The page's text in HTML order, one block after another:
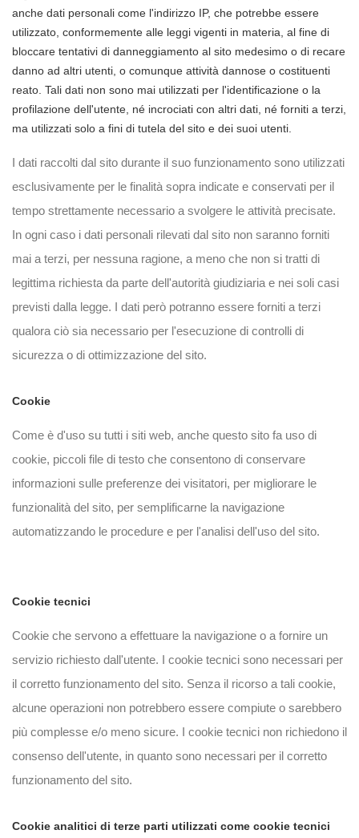
anche dati personali come l'indirizzo IP, che potrebbe essere
utilizzato, conformemente alle leggi vigenti in materia, al fine di
bloccare tentativi di danneggiamento al sito medesimo o di recare
danno ad altri utenti, o comunque attività dannose o costituenti
reato. Tali dati non sono mai utilizzati per l'identificazione o la
profilazione dell'utente, né incrociati con altri dati, né forniti a terzi,
ma utilizzati solo a fini di tutela del sito e dei suoi utenti.
I dati raccolti dal sito durante il suo funzionamento sono utilizzati
esclusivamente per le finalità sopra indicate e conservati per il
tempo strettamente necessario a svolgere le attività precisate.
In ogni caso i dati personali rilevati dal sito non saranno forniti
mai a terzi, per nessuna ragione, a meno che non si tratti di
legittima richiesta da parte dell'autorità giudiziaria e nei soli casi
previsti dalla legge. I dati però potranno essere forniti a terzi
qualora ciò sia necessario per l'esecuzione di controlli di
sicurezza o di ottimizzazione del sito.
Cookie
Come è d'uso su tutti i siti web, anche questo sito fa uso di
cookie, piccoli file di testo che consentono di conservare
informazioni sulle preferenze dei visitatori, per migliorare le
funzionalità del sito, per semplificarne la navigazione
automatizzando le procedure e per l'analisi dell'uso del sito.
Cookie tecnici
Cookie che servono a effettuare la navigazione o a fornire un
servizio richiesto dall'utente. I cookie tecnici sono necessari per
il corretto funzionamento del sito. Senza il ricorso a tali cookie,
alcune operazioni non potrebbero essere compiute o sarebbero
più complesse e/o meno sicure. I cookie tecnici non richiedono il
consenso dell'utente, in quanto sono necessari per il corretto
funzionamento del sito.
Cookie analitici di terze parti utilizzati come cookie tecnici